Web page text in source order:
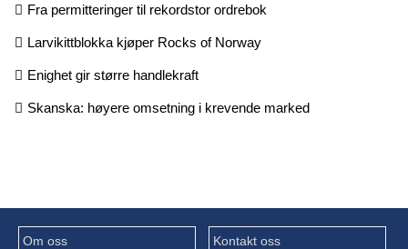
Fra permitteringer til rekordstor ordrebok
Larvikittblokka kjøper Rocks of Norway
Enighet gir større handlekraft
Skanska: høyere omsetning i krevende marked
Om oss Kontakt oss